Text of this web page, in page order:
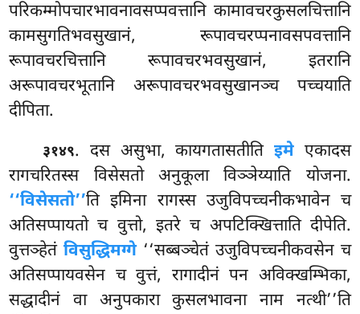
परिकम्मोपचारभावनावसप्पवत्तानि कामावचरकुसलचित्तानि
कामसुगतिभवसुखानं, रूपावचरप्पनावसपवत्तानि
रूपावचरचित्तानि रूपावचरभवसुखानं, इतरानि
अरूपावचरभूतानि अरूपावचरभवसुखानञ्च पच्चयाति
दीपिता.
३१४९. दस असुभा, कायगतासतीतिइमे एकादस
रागचरितस्स विसेसतो अनुकूला विञ्ञेय्याति योजना.
‘‘विसेसतो’’ति इमिना रागस्स उजुविपच्चनीकभावेन च
अतिसप्पायतो च वुत्तो, इतरे च अपटिक्खित्ताति दीपेति.
वुत्तञ्हेतंविसुद्धिमग्गे‘‘सब्बञ्चेतं उजुविपच्चनीकवसेन च
अतिसप्पायवसेन च वुत्तं, रागादीनं पन अविक्खम्भिका,
सद्धादीनं वा अनुपकारा कुसलभावना नाम नत्थी’’ति